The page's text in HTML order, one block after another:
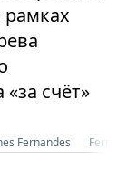
рамках
счёт»
Fernandes